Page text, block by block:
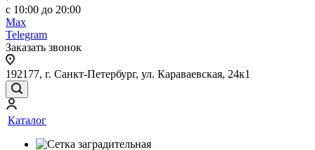
с 10:00 до 20:00
Max
Telegram
Заказать звонок
192177, г. Санкт-Петербург, ул. Караваевская, 24к1
Каталог